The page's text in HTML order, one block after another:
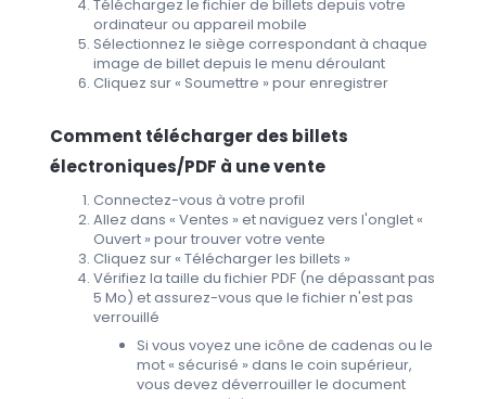
Téléchargez le fichier de billets depuis votre
ordinateur ou appareil mobile
Sélectionnez le siège correspondant à chaque
image de billet depuis le menu déroulant
Cliquez sur « Soumettre » pour enregistrer
Comment télécharger des billets
électroniques/PDF à une vente
Connectez-vous à votre profil
Allez dans « Ventes » et naviguez vers l'onglet «
Ouvert » pour trouver votre vente
Cliquez sur « Télécharger les billets »
Vérifiez la taille du fichier PDF (ne dépassant pas
5 Mo) et assurez-vous que le fichier n'est pas
verrouillé
Si vous voyez une icône de cadenas ou le
mot « sécurisé » dans le coin supérieur,
vous devez déverrouiller le document